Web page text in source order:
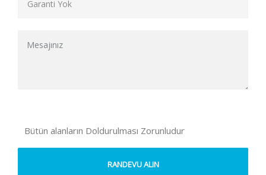
Bütün alanların Doldurulması Zorunludur